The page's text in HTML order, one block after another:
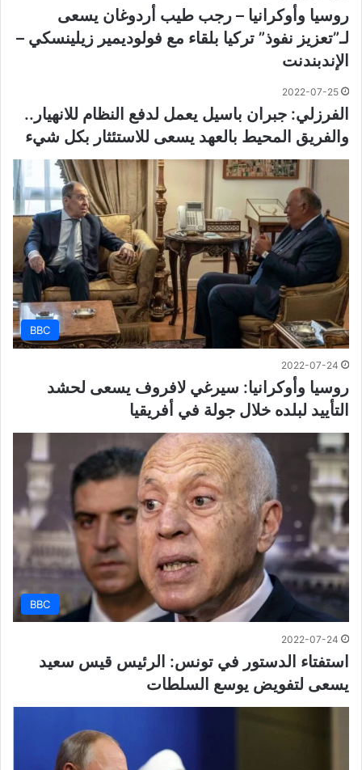
روسيا وأوكرانيا – رجب طيب أردوغان يسعى
لـ”تعزيز نفوذ” تركيا بلقاء مع فولوديمير زيلينسكي –
الإندبندنت
2022-07-25
الفرزلي: جبران باسيل يعمل لدفع النظام للانهيار..
والفريق المحيط بالعهد يسعى للاستئثار بكل شيء
BBC
2022-07-24
روسيا وأوكرانيا: سيرغي لافروف يسعى لحشد
التأييد لبلده خلال جولة في أفريقيا
BBC
2022-07-24
استفتاء الدستور في تونس: الرئيس قيس سعيد
يسعى لتفويض يوسع السلطات